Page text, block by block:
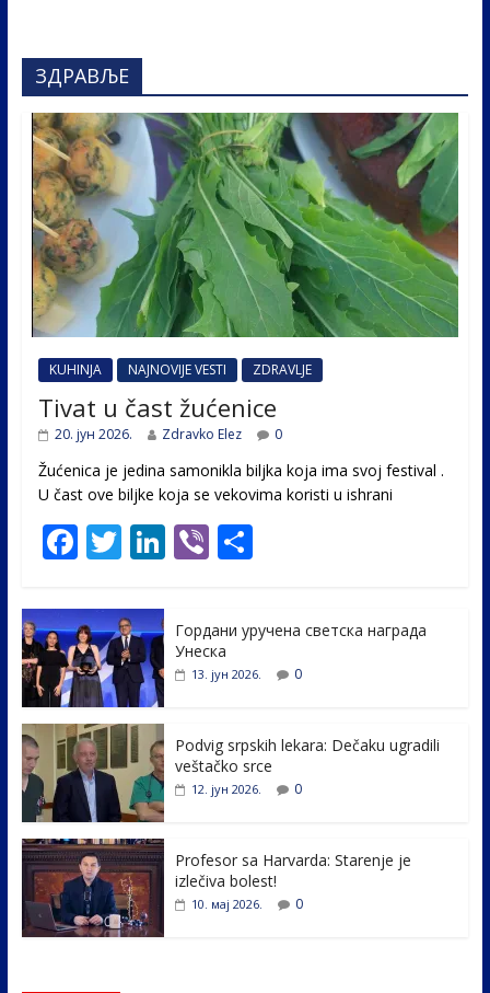
ЗДРАВЉЕ
KUHINJA NAJNOVIJE VESTI ZDRAVLJE
Tivat u čast žućenice
20. јун 2026. Zdravko Elez 0
Žućenica je jedina samonikla biljka koja ima svoj festival .
U čast ovе biljke koja se vekovima koristi u ishrani
F
e
b
o
o
k
T
itt
er
Li
e
dI
Vi S
e
Гордани уручена светска награда
Унеска
13. јун 2026. 0
Podvig srpskih lekara: Dečaku ugradili
veštačko srce
12. јун 2026. 0
Profesor sa Harvarda: Starenje je
izlečiva bolest!
10. мај 2026. 0